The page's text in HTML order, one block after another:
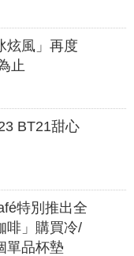
炫風」再度
止
BT21甜心
特別推出全
啡」購買冷/
單品杯墊